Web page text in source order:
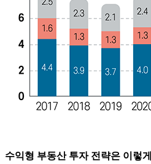
수익형 부동산 투자 전략은 이렇게